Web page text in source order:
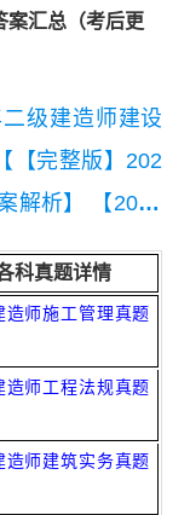
案汇总（考后更
二级建造师建设
【【完整版】202
解析】
【2026
知识》考前模
设工程施工管
建造师建设工程
)】 【2025 二级
及答案】
真题及答案A
程管理与实务
科真题详情
造师施工管理真题
造师工程法规真题
造师建筑实务真题